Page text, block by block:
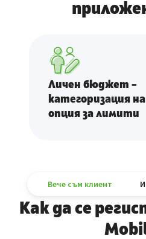
Личен бюджет –
категоризация
опция за лимити
Вече съм клиент
Как да се